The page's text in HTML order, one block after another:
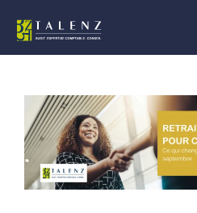
contenu